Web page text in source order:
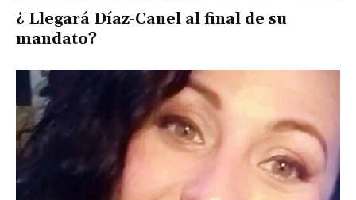
¿ Llegará Díaz-Canel al final de su
mandato?